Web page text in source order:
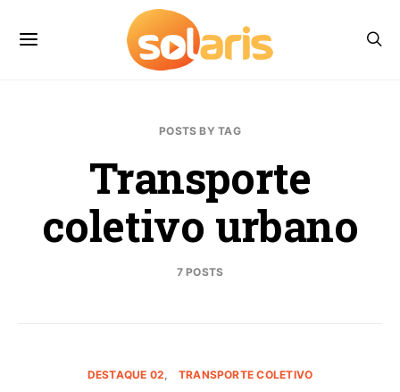
POSTS BY TAG
Transporte
coletivo urbano
7 POSTS
DESTAQUE 02 TRANSPORTE COLETIVO